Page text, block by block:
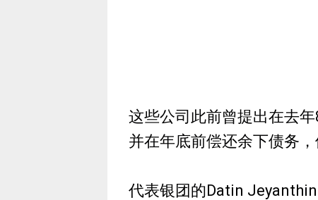
这些公司此前曾提出在去
并在年底前偿还余下债务，
代表银团的Datin